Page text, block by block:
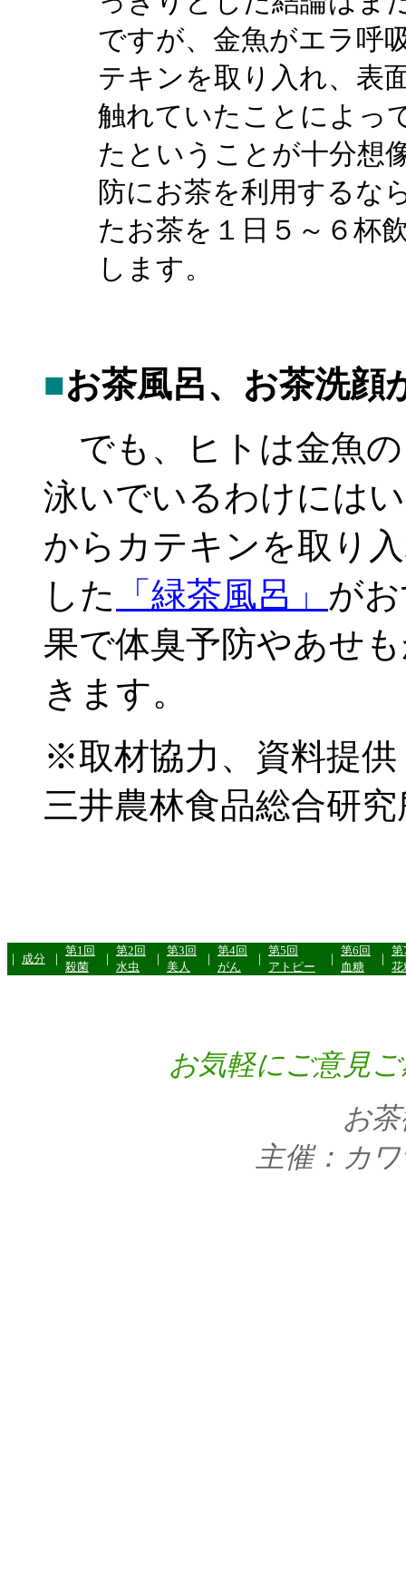
ですが、金魚がエラ呼
テキンを取り入れ、表
触れていたことによっ
たということが十分想
防にお茶を利用するな
たお茶を１日５～６杯
します。
■お茶風呂、お茶洗顔
でも、ヒトは金魚
泳いでいるわけには
からカテキンを取り
した
「緑茶風呂」 が
果で体臭予防やあせ
きます。
※取材協力、資料提供
三井農林食品総合
｜ 成分 ｜
第1回
殺菌
｜
第2回
水虫
｜
第3回
美人
｜
第4回
がん
｜
第5回
アトピー
｜
第6回
血糖
｜
第
花
お気軽にご意見
お
主催：カ